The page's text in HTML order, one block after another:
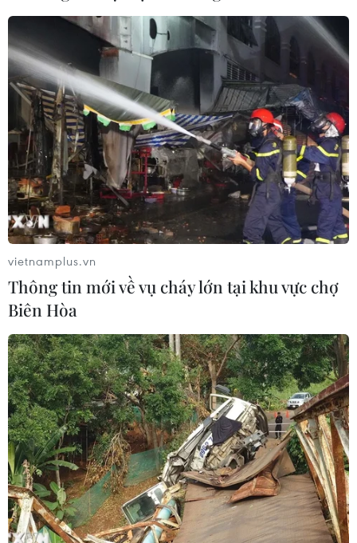
Thủ tướng: Việt Nam đã tạo ra một kỳ SEA
Games công bằng, trung thực
01/06/2022 13:45
Thủ tướng Chính phủ Phạm Minh Chính khẳng định Việt
Nam đã có một kỳ SEA Games thành công rực rỡ, một
kỳ SEA Games công bằng, trung thực, trong sáng với
tinh thần thể thao cao thượng.
vietnamplus.vn
Thông tin mới về vụ cháy lớn tại khu vực chợ
Biên Hòa